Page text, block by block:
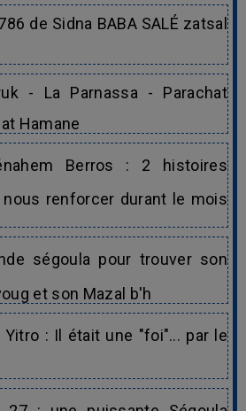
de Sidna BABA SALÉ zatsal
- La Parnassa - Parachat
Hamane
Berros : 2 histoires
renforcer durant le mois
ségoula pour trouver son
et son Mazal b'h
Yitro : Il était une "foi"... par le